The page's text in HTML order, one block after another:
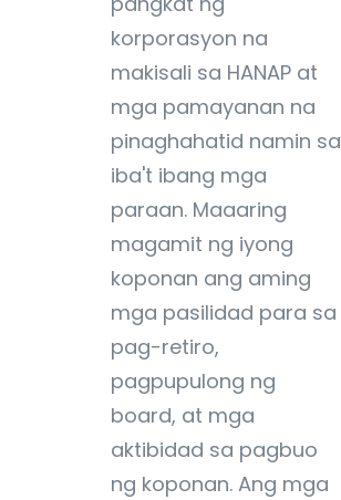
korporasyon na
makisali sa HANAP at
mga pamayanan na
pinaghahatid namin sa
iba't ibang mga
paraan. Maaaring
magamit ng iyong
koponan ang aming
mga pasilidad para sa
pag-retiro,
pagpupulong ng
board, at mga
aktibidad sa pagbuo
ng koponan. Ang mga